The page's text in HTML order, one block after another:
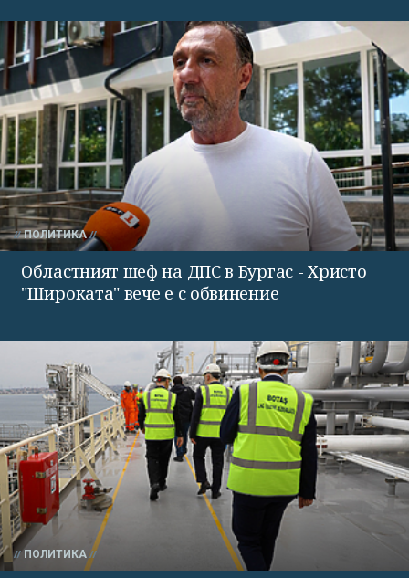
ПОЛИТИКА
Областният шеф на ДПС в Бургас - Христо
"Широката" вече е с обвинение
ПОЛИТИКА